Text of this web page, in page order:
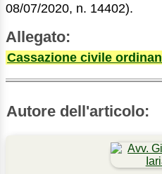
08/07/2020, n. 14402).
Allegato:
Cassazione civile
Autore dell'articolo: